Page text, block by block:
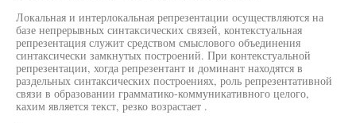
Локальная и интерлокальная репрезентации осуществляются на
базе непрерывных синтаксических связей, контекстуальная
репрезентация служит средством смыслового объединения
синтаксически замкнутых построений. При контекстуальной
репрезентации, хогда репрезентант и доминант находятся в
раздельных синтаксических построениях, роль репрезентативной
связи в образовании грамматико-коммуникативного целого,
кахим является текст, резко возрастает .